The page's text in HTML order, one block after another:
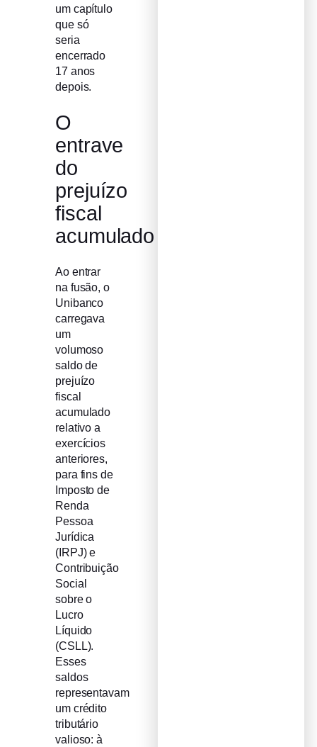
um capítulo
que só
seria
encerrado
17 anos
depois.
O
entrave
do
prejuízo
fiscal
acumulado
Ao entrar
na fusão, o
Unibanco
carregava
um
volumoso
saldo de
prejuízo
fiscal
acumulado
relativo a
exercícios
anteriores,
para fins de
Imposto de
Renda
Pessoa
Jurídica
(IRPJ) e
Contribuição
Social
sobre o
Lucro
Líquido
(CSLL).
Esses
saldos
representavam
um crédito
tributário
valioso: à